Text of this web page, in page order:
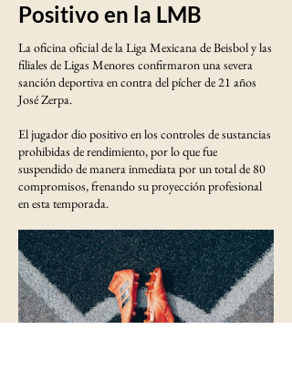
Positivo en la LMB
La oficina oficial de la Liga Mexicana de Beisbol y las
filiales de Ligas Menores confirmaron una severa
sanción deportiva en contra del pícher de 21 años
José Zerpa.
El jugador dio positivo en los controles de sustancias
prohibidas de rendimiento, por lo que fue
suspendido de manera inmediata por un total de 80
compromisos, frenando su proyección profesional
en esta temporada.